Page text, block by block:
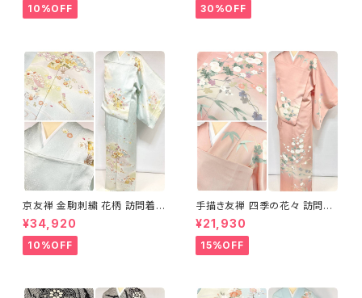
10%OFF 30%OFF
京友禅 金駒刺繍 花柄 訪問着
正絹 水色 黄緑 パステルカラー
アイスグリーン 1433
¥34,920
10%OFF
手描き友禅 四季の花々 訪問着
袷 正絹 サーモンピンク クリー
ム 白 桃花色 1434
¥21,930
15%OFF